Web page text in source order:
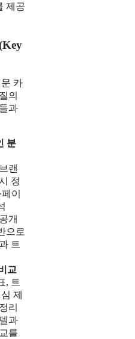
제공
카
의
과
분
랜
정
이
개
으로
트
교
, 트
제
리
과
를